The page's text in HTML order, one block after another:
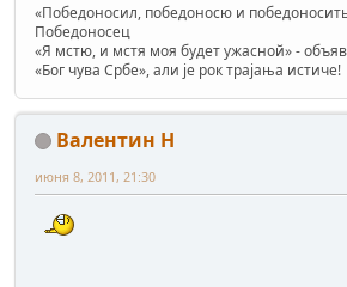
«Победоносил, победоносю и
Победоносец
«Я мстю, и мстя моя будет ужасной» -
«Бог чува Србе», али је рок трајања истиче!
Валентин Н
июня 8, 2011, 21:30